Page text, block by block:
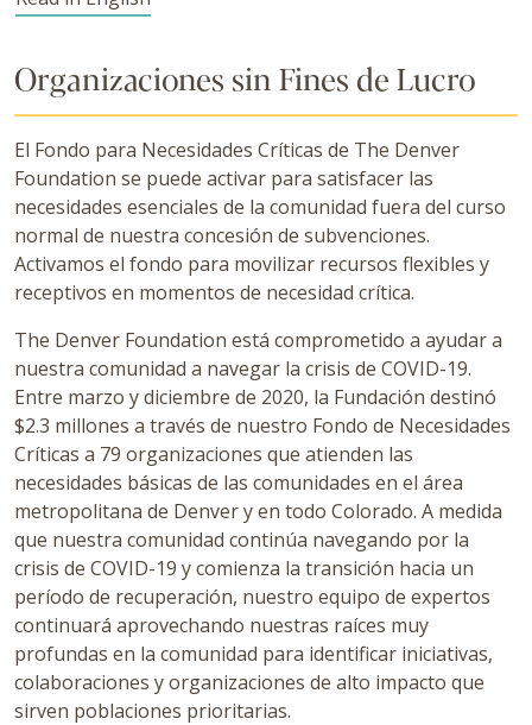
Organizaciones sin Fines de Lucro
El Fondo para Necesidades Críticas de The Denver
Foundation se puede activar para satisfacer las
necesidades esenciales de la comunidad fuera del curso
normal de nuestra concesión de subvenciones.
Activamos el fondo para movilizar recursos flexibles y
receptivos en momentos de necesidad crítica.
The Denver Foundation está comprometido a ayudar a
nuestra comunidad a navegar la crisis de COVID-19.
Entre marzo y diciembre de 2020, la Fundación destinó
$2.3 millones a través de nuestro Fondo de Necesidades
Críticas a 79 organizaciones que atienden las
necesidades básicas de las comunidades en el área
metropolitana de Denver y en todo Colorado. A medida
que nuestra comunidad continúa navegando por la
crisis de COVID-19 y comienza la transición hacia un
período de recuperación, nuestro equipo de expertos
continuará aprovechando nuestras raíces muy
profundas en la comunidad para identificar iniciativas,
colaboraciones y organizaciones de alto impacto que
sirven poblaciones prioritarias.